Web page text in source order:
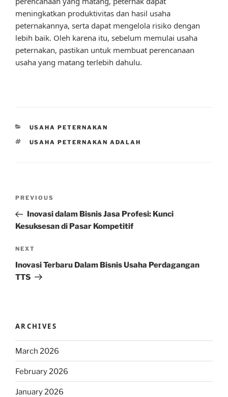
meningkatkan produktivitas dan hasil usaha
peternakannya, serta dapat mengelola risiko dengan
lebih baik. Oleh karena itu, sebelum memulai usaha
peternakan, pastikan untuk membuat perencanaan
usaha yang matang terlebih dahulu.
CATEGORIES
USAHA PETERNAKAN
TAGS
USAHA PETERNAKAN ADALAH
Previous
Post
PREVIOUS
Inovasi dalam Bisnis Jasa Profesi: Kunci
Kesuksesan di Pasar Kompetitif
Next
Post
NEXT
Inovasi Terbaru Dalam Bisnis Usaha Perdagangan
TTS
ARCHIVES
March 2026
February 2026
January 2026